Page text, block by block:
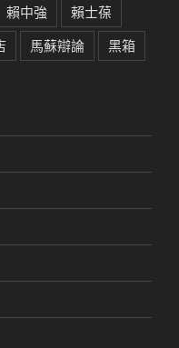
賴中強
賴士葆
馬蘇辯論 黑箱